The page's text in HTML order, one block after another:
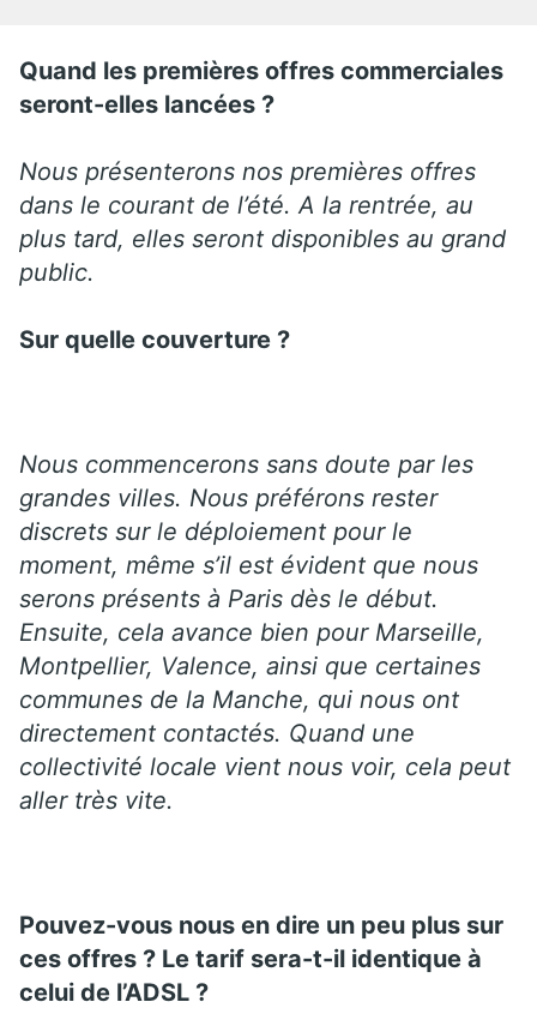
Quand les premières offres commerciales
seront-elles lancées ?
Nous présenterons nos premières offres
dans le courant de l’été. A la rentrée, au
plus tard, elles seront disponibles au grand
public.
Sur quelle couverture ?
Nous commencerons sans doute par les
grandes villes. Nous préférons rester
discrets sur le déploiement pour le
moment, même s’il est évident que nous
serons présents à Paris dès le début.
Ensuite, cela avance bien pour Marseille,
Montpellier, Valence, ainsi que certaines
communes de la Manche, qui nous ont
directement contactés. Quand une
collectivité locale vient nous voir, cela peut
aller très vite.
Pouvez-vous nous en dire un peu plus sur
ces offres ? Le tarif sera-t-il identique à
celui de l’ADSL ?